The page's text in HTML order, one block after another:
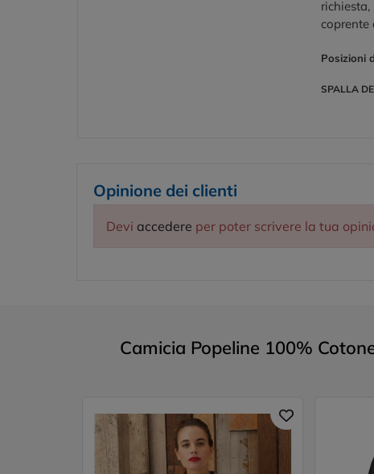
coprente
Posizioni
SPALLA
Opinione dei clienti
Devi accedere per poter scrivere la tua
Camicia Popeline 100%